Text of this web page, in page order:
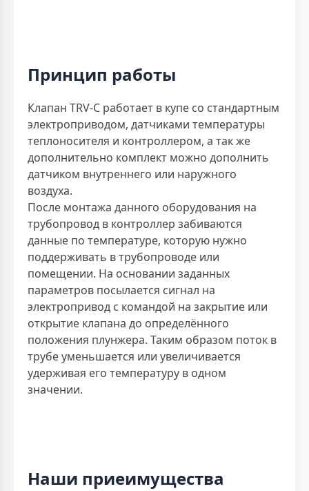
Принцип работы
Клапан TRV-C работает в купе со стандартным
электроприводом, датчиками температуры
теплоносителя и контроллером, а так же
дополнительно комплект можно дополнить
датчиком внутреннего или наружного
воздуха.
После монтажа данного оборудования на
трубопровод в контроллер забиваются
данные по температуре, которую нужно
поддерживать в трубопроводе или
помещении. На основании заданных
параметров посылается сигнал на
электропривод с командой на закрытие или
открытие клапана до определённого
положения плунжера. Таким образом поток в
трубе уменьшается или увеличивается
удерживая его температуру в одном
значении.
Наши приеимущества